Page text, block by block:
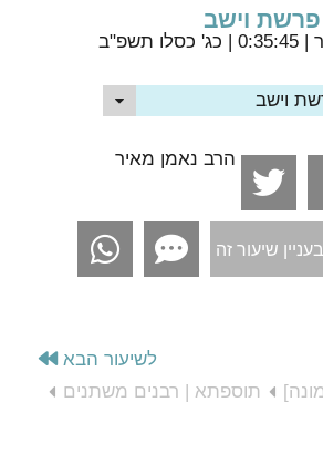
וישב
וישב
הרב נאמן מאיר
שיעור זה
לשיעור הבא
תוספתא | רבנים משתנים